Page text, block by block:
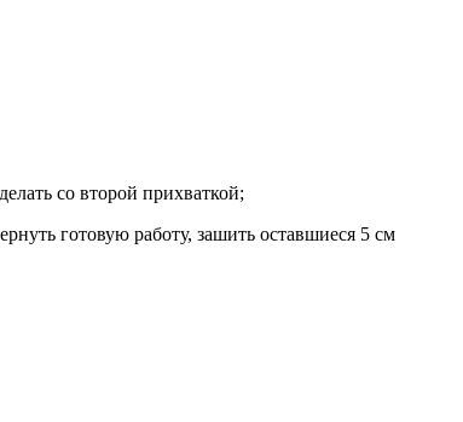
со второй прихваткой;
готовую работу, зашить оставшиеся 5 см